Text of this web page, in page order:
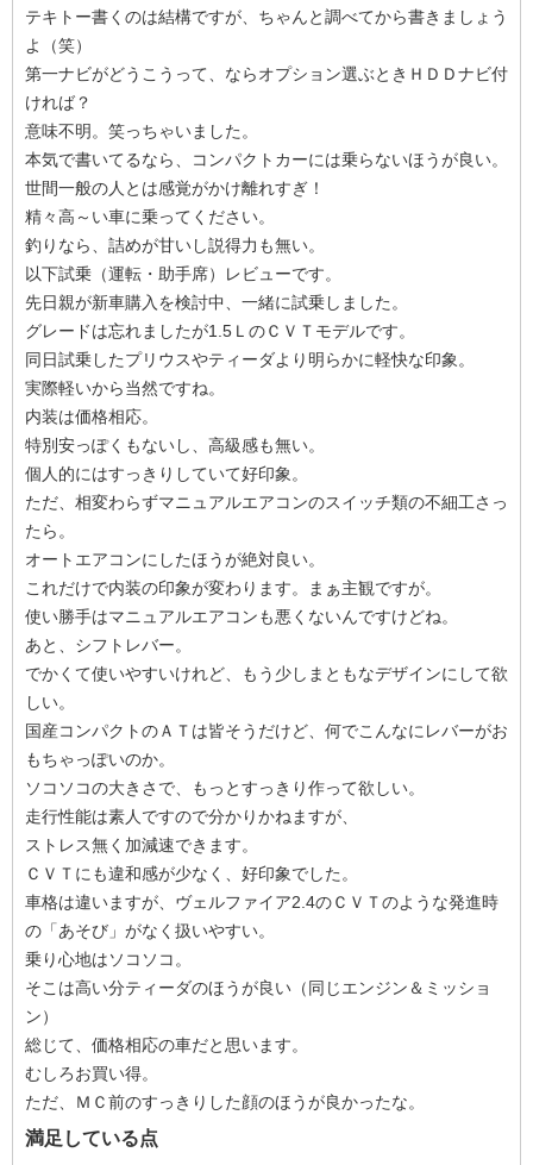
テキトー書くのは結構ですが、ちゃんと調べてから書きましょう
よ（笑）
第一ナビがどうこうって、ならオプション選ぶときＨＤＤナビ付
ければ？
意味不明。笑っちゃいました。
本気で書いてるなら、コンパクトカーには乗らないほうが良い。
世間一般の人とは感覚がかけ離れすぎ！
精々高～い車に乗ってください。
釣りなら、詰めが甘いし説得力も無い。
以下試乗（運転・助手席）レビューです。
先日親が新車購入を検討中、一緒に試乗しました。
グレードは忘れましたが1.5ＬのＣＶＴモデルです。
同日試乗したプリウスやティーダより明らかに軽快な印象。
実際軽いから当然ですね。
内装は価格相応。
特別安っぽくもないし、高級感も無い。
個人的にはすっきりしていて好印象。
ただ、相変わらずマニュアルエアコンのスイッチ類の不細工さっ
たら。
オートエアコンにしたほうが絶対良い。
これだけで内装の印象が変わります。まぁ主観ですが。
使い勝手はマニュアルエアコンも悪くないんですけどね。
あと、シフトレバー。
でかくて使いやすいけれど、もう少しまともなデザインにして欲
しい。
国産コンパクトのＡＴは皆そうだけど、何でこんなにレバーがお
もちゃっぽいのか。
ソコソコの大きさで、もっとすっきり作って欲しい。
走行性能は素人ですので分かりかねますが、
ストレス無く加減速できます。
ＣＶＴにも違和感が少なく、好印象でした。
車格は違いますが、ヴェルファイア2.4のＣＶＴのような発進時
の「あそび」がなく扱いやすい。
乗り心地はソコソコ。
そこは高い分ティーダのほうが良い（同じエンジン＆ミッショ
ン）
総じて、価格相応の車だと思います。
むしろお買い得。
ただ、ＭＣ前のすっきりした顔のほうが良かったな。
満足している点